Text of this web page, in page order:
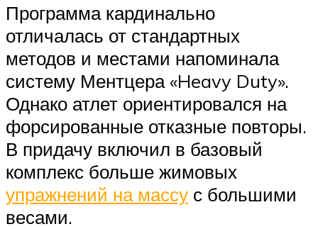
Программа кардинально
отличалась от стандартных
методов и местами напоминала
систему Ментцера «Heavy Duty».
Однако атлет ориентировался на
форсированные отказные повторы.
В придачу включил в базовый
комплекс больше жимовых
упражнений на массу с большими
весами.